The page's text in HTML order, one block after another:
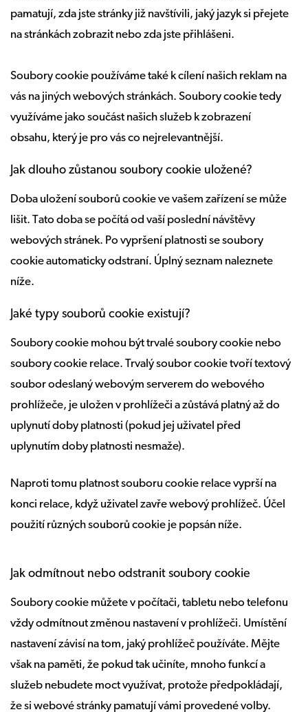
pamatují, zda jste stránky již navštívili, jaký jazyk si přejete
na stránkách zobrazit nebo zda jste přihlášeni.
Soubory cookie používáme také k cílení našich reklam na
vás na jiných webových stránkách. Soubory cookie tedy
využíváme jako součást našich služeb k zobrazení
obsahu, který je pro vás co nejrelevantnější.
Jak dlouho zůstanou soubory cookie uložené?
Doba uložení souborů cookie ve vašem zařízení se může
lišit. Tato doba se počítá od vaší poslední návštěvy
webových stránek. Po vypršení platnosti se soubory
cookie automaticky odstraní. Úplný seznam naleznete
níže.
Jaké typy souborů cookie existují?
Soubory cookie mohou být trvalé soubory cookie nebo
soubory cookie relace. Trvalý soubor cookie tvoří textový
soubor odeslaný webovým serverem do webového
prohlížeče, je uložen v prohlížeči a zůstává platný až do
uplynutí doby platnosti (pokud jej uživatel před
uplynutím doby platnosti nesmaže).
Naproti tomu platnost souboru cookie relace vyprší na
konci relace, když uživatel zavře webový prohlížeč. Účel
použití různých souborů cookie je popsán níže.
Jak odmítnout nebo odstranit soubory cookie
Soubory cookie můžete v počítači, tabletu nebo telefonu
vždy odmítnout změnou nastavení v prohlížeči. Umístění
nastavení závisí na tom, jaký prohlížeč používáte. Mějte
však na paměti, že pokud tak učiníte, mnoho funkcí a
služeb nebudete moct využívat, protože předpokládají,
že si webové stránky pamatují vámi provedené volby.